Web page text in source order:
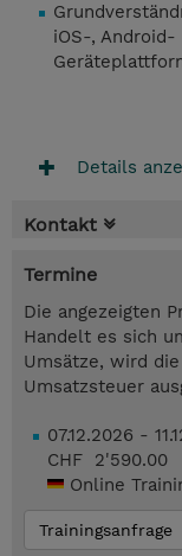
iOS-,
Details
Kontakt
Termine
Die angezeigten
Handelt es sich
Umsätze, wird
Umsatzsteuer
07.12.2026 -
CHF 2'590.00
Online
Trainingsanfrage